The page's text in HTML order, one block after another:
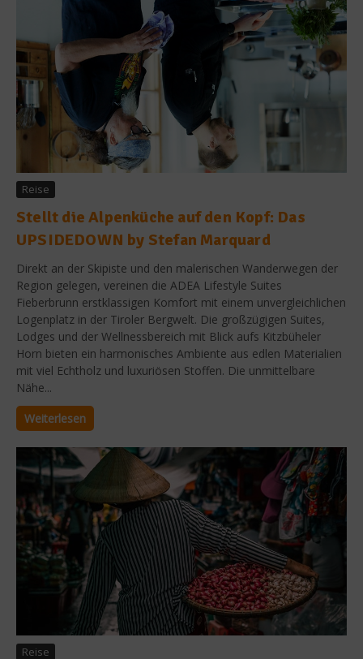
Reise
Stellt die Alpenküche auf den Kopf: Das
UPSIDEDOWN by Stefan Marquard
Direkt an der Skipiste und den malerischen Wanderwegen der
Region gelegen, vereinen die ADEA Lifestyle Suites
Fieberbrunn erstklassigen Komfort mit einem unvergleichlichen
Logenplatz in der Tiroler Bergwelt. Die großzügigen Suites,
Lodges und der Wellnessbereich mit Blick aufs Kitzbüheler
Horn bieten ein harmonisches Ambiente aus edlen Materialien
mit viel Echtholz und luxuriösen Stoffen. Die unmittelbare
Nähe...
Weiterlesen
Reise